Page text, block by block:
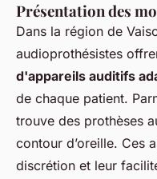
Présentation des
Dans la région de
audioprothésistes
d'appareils auditifs
de chaque patient.
trouve des prothèses
contour d’oreille. Ces
discrétion et leur